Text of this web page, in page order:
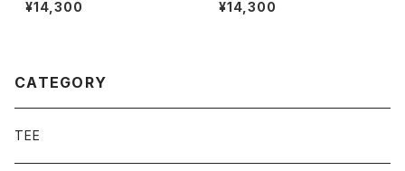
¥14,300 ¥14,300
CATEGORY
TEE